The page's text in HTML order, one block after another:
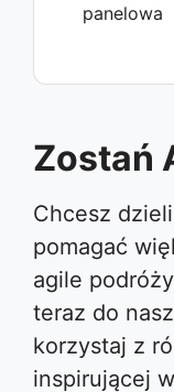
panelowa
Zostań
Chcesz
pomagać
agile
teraz do
korzystaj z
inspirującej